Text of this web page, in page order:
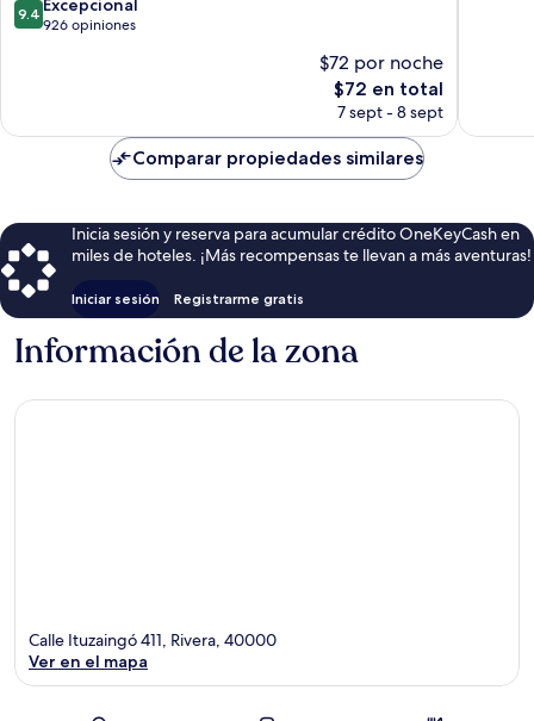
de
9.4
926 opiniones
$72 por noche
El
precio
es
$72 en total
7 sept - 8 sept
Comparar propiedades similares
Inicia sesión y reserva para acumular crédito OneKeyCash en
miles de hoteles. ¡Más recompensas te llevan a más aventuras!
Iniciar sesión Registrarme gratis
Información de la zona
Calle Ituzaingó 411, Rivera, 40000
Ver en el mapa